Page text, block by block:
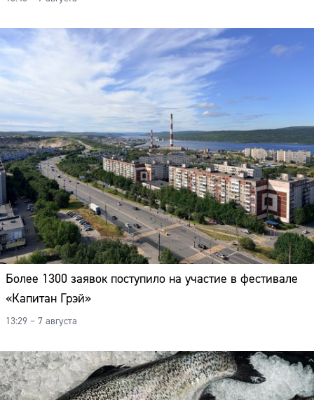
Более 1300 заявок поступило на участие в фестивале
«Капитан Грэй»
13:29 – 7 августа